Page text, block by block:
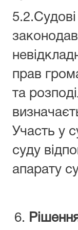
прав
та
Участь у
суду
апарату